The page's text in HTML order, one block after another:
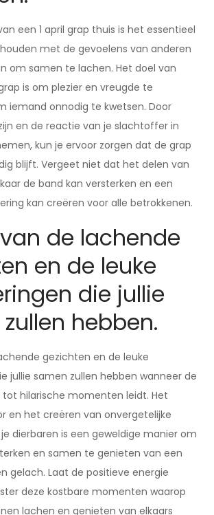
een 1 april grap thuis is het essentieel
met de gevoelens van anderen
om samen te lachen. Het doel van
is om plezier en vreugde te
iemand onnodig te kwetsen. Door
en de reactie van je slachtoffer in
kun je ervoor zorgen dat de grap
blijft. Vergeet niet dat het delen van
de band kan versterken en een
kan creëren voor alle betrokkenen.
de lachende
en de leuke
die jullie
hebben.
gezichten en de leuke
jullie samen zullen hebben wanneer de
tot hilarische momenten leidt. Het
en het creëren van onvergetelijke
dierbaren is een geweldige manier om
en samen te genieten van een
gelach. Laat de positieve energie
deze kostbare momenten waarop
lachen en genieten van elkaars